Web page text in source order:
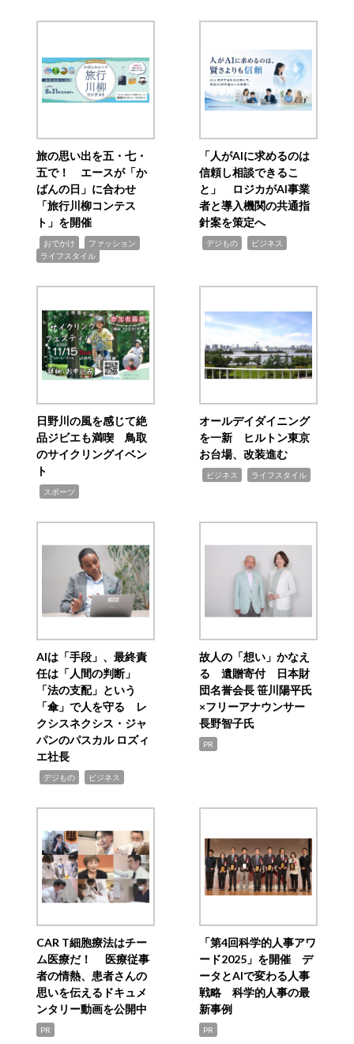
旅の思い出を五・七・
五で！ エースが「か
ばんの日」に合わせ
「旅行川柳コンテス
ト」を開催
おでかけ ファッション
ライフスタイル
「人がAIに求めるのは
信頼し相談できるこ
と」 ロジカがAI事業
者と導入機関の共通指
針案を策定へ
デジもの ビジネス
日野川の風を感じて絶
品ジビエも満喫 鳥取
のサイクリングイベン
ト
スポーツ
オールデイダイニング
を一新 ヒルトン東京
お台場、改装進む
ビジネス ライフスタイル
AIは「手段」、最終責
任は「人間の判断」
「法の支配」という
「傘」で人を守る レ
クシスネクシス・ジャ
パンのパスカル ロズィ
エ社長
デジもの ビジネス
故人の「想い」かなえ
る 遺贈寄付 日本財
団名誉会長 笹川陽平氏
×フリーアナウンサー
長野智子氏
PR
CAR T細胞療法はチー
ム医療だ！ 医療従事
者の情熱、患者さんの
思いを伝えるドキュメ
ンタリー動画を公開中
PR
「第4回科学的人事アワ
ード2025」を開催 デ
ータとAIで変わる人事
戦略 科学的人事の最
新事例
PR